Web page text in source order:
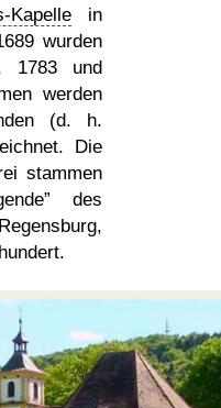
Kapellein
wurden
1783 und
werden
(d. h.
Die
stammen
des